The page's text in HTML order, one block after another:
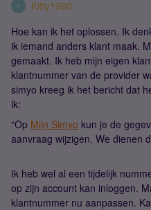
K
Kitty1960
Hoe kan ik het oplossen. Ik
ik iemand anders klant maak.
gemaakt. Ik heb mijn eigen
klantnummer van de provider
simyo kreeg ik het bericht dat
ik:
“Op Mijn Simyo kun je de
aanvraag wijzigen. We dienen
Ik heb wel al een tijdelijk
op zijn account kan inloggen.
klantnummer nu aanpassen.